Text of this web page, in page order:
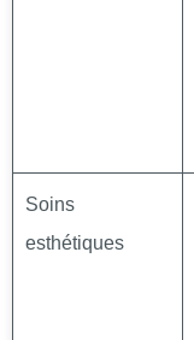
Soins
esthétiques